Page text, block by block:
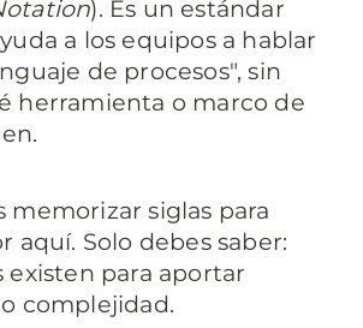
). Es un estándar
a los equipos a hablar
de procesos", sin
herramienta o marco de
memorizar siglas para
aquí. Solo debes saber:
existen para aportar
complejidad.